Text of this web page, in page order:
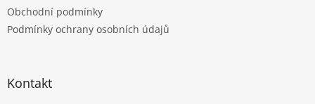
Obchodní podmínky
Podmínky ochrany osobních údajů
Kontakt